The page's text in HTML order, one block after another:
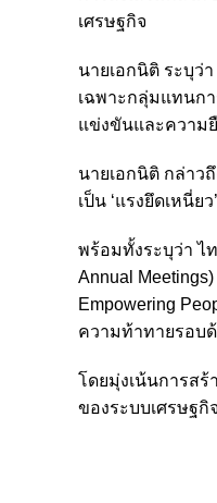
เศรษฐกิจ
นายเอกนิติ ระบุว่
เฉพาะกลุ่มแทนกา
แข่งขันและความ
นายเอกนิติ กล่าว
เป็น ‘แรงยึดเหนี่ย
พร้อมทั้งระบุว่า ไ
Annual
Empowering
ความท้าทายรอบ
โดยมุ่งเน้นการสร้
ของระบบเศรษฐ